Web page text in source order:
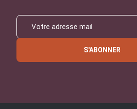
S'ABONNER